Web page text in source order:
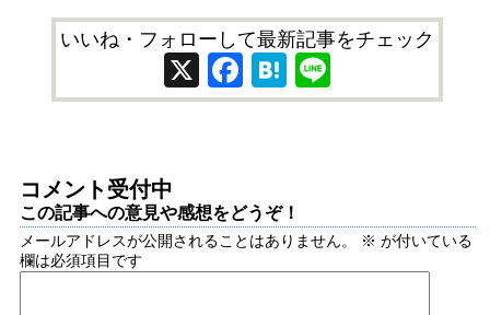
いいね・フォローして最新記事をチェック
X Facebook
Hatena
コメント受付中
この記事への意見や感想をどうぞ！
メールアドレスが公開されることはありません。 ※ が付いている
欄は必須項目です